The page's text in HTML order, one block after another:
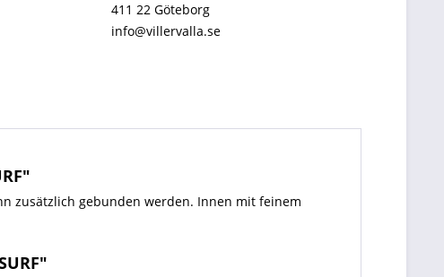
411 22 Göteborg
info@villervalla.se
zusätzlich gebunden werden. Innen mit feinem